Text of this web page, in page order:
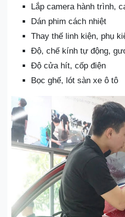
Lắp camera hành trình,
Dán phim cách nhiệt
Thay thế linh kiện, phụ
Độ, chế kính tự động,
Độ cửa hít, cốp điện
Bọc ghế, lót sàn xe ô tô